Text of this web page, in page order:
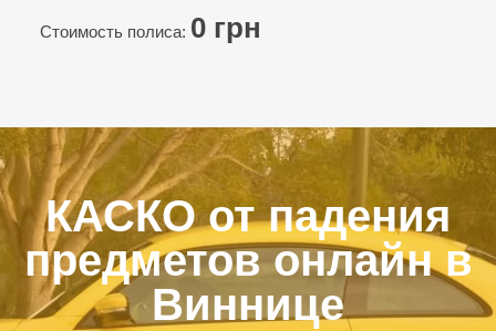
Стоимость полиса: 0 грн
КАСКО от падения
предметов онлайн в
Виннице